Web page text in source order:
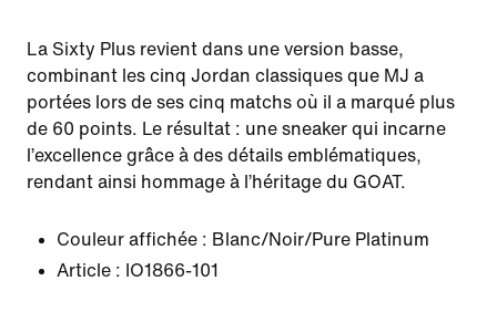
La Sixty Plus revient dans une version basse,
combinant les cinq Jordan classiques que MJ a
portées lors de ses cinq matchs où il a marqué plus
de 60 points. Le résultat : une sneaker qui incarne
l’excellence grâce à des détails emblématiques,
rendant ainsi hommage à l’héritage du GOAT.
Couleur affichée : Blanc/Noir/Pure Platinum
Article : IO1866-101